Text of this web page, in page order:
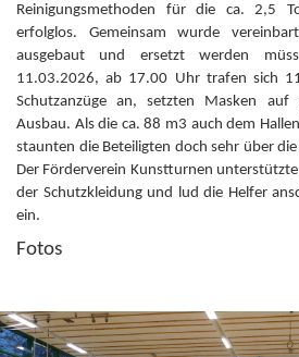
Reinigungsmethoden für die ca. 2,5
erfolglos. Gemeinsam wurde
ausgebaut und ersetzt werden
11.03.2026, ab 17.00 Uhr trafen sich
Schutzanzüge an, setzten Masken
Ausbau. Als die ca. 88 m3 auch dem
staunten die Beteiligten doch sehr über
Der Förderverein Kunstturnen
der Schutzkleidung und lud die Helfer
ein.
Fotos